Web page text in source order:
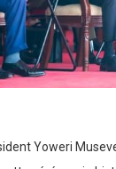
Yoweri